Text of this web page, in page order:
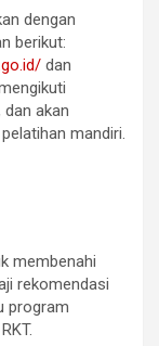
dengan
berikut:
dan
akan
mandiri.
membenahi
rekomendasi
program